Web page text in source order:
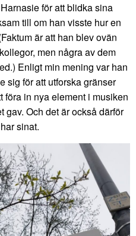
för att blidka sina
till om han visste hur en
är att han blev ovän
men några av dem
Enligt min mening var han
sig för att utforska gränser
in nya element i musiken
gav. Och det är också därför
sinat.